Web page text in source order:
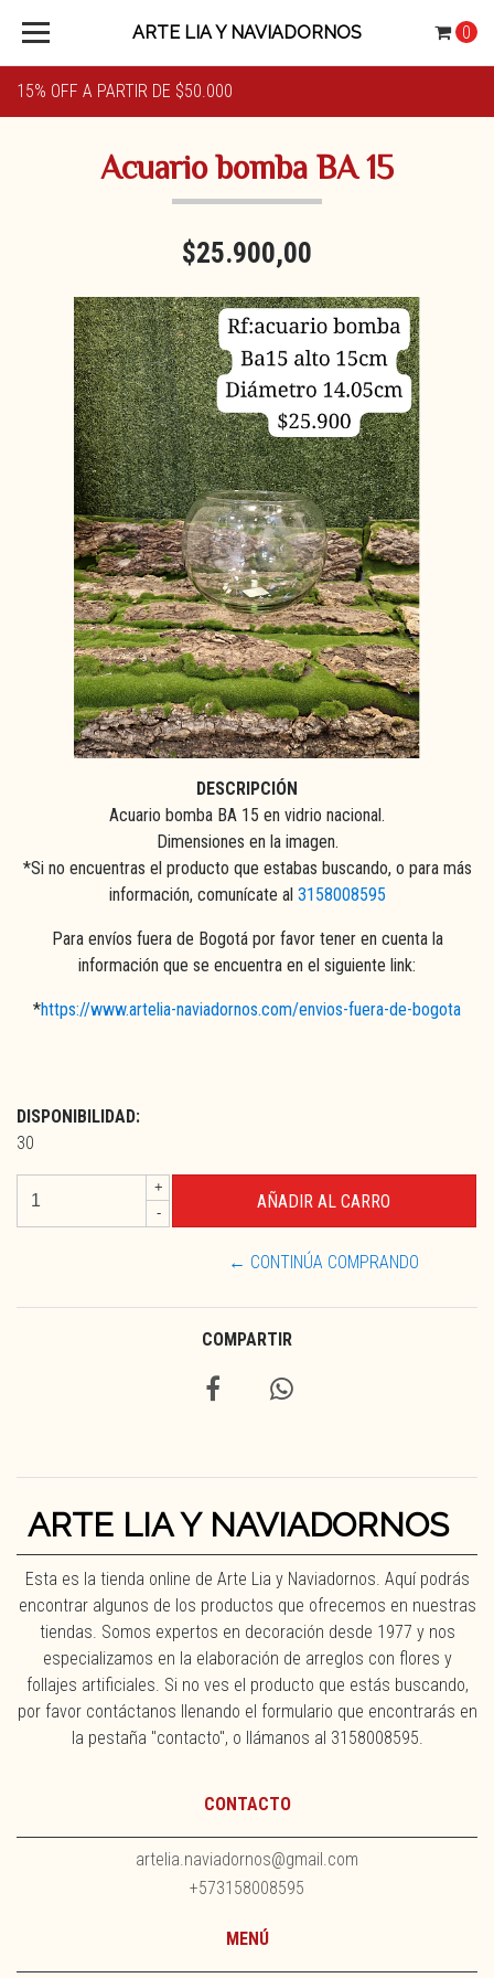
15% OFF A PARTIR DE $50.000
ARTE LIA Y NAVIADORNOS 0
Acuario bomba BA 15
$25.900,00
DESCRIPCIÓN
Acuario bomba BA 15 en vidrio nacional.
Dimensiones en la imagen.
*Si no encuentras el producto que estabas buscando, o para más
información, comunícate al 3158008595
Para envíos fuera de Bogotá por favor tener en cuenta la
información que se encuentra en el siguiente link:
*https://www.artelia-naviadornos.com/envios-fuera-de-bogota
DISPONIBILIDAD:
30
+
-
← CONTINÚA COMPRANDO
COMPARTIR
ARTE LIA Y NAVIADORNOS
Esta es la tienda online de Arte Lia y Naviadornos. Aquí podrás
encontrar algunos de los productos que ofrecemos en nuestras
tiendas. Somos expertos en decoración desde 1977 y nos
especializamos en la elaboración de arreglos con flores y
follajes artificiales. Si no ves el producto que estás buscando,
por favor contáctanos llenando el formulario que encontrarás en
la pestaña "contacto", o llámanos al 3158008595.
CONTACTO
artelia.naviadornos@gmail.com
+573158008595
MENÚ